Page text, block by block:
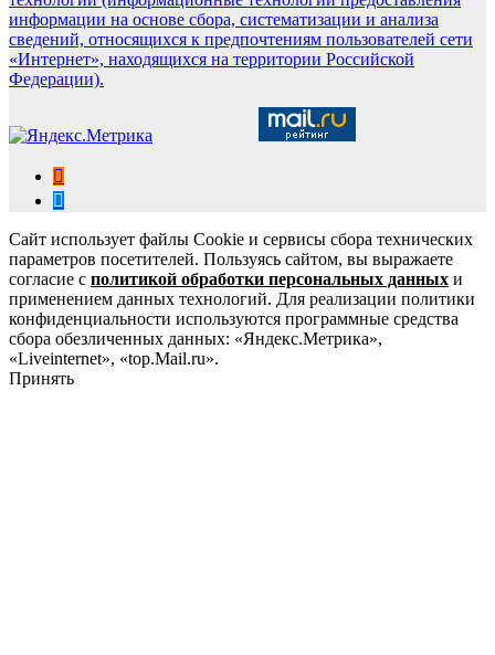
информации на основе сбора, систематизации и анализа
сведений, относящихся к предпочтениям пользователей сети
«Интернет», находящихся на территории Российской
Федерации).
Сайт использует файлы Cookie и сервисы сбора технических
параметров посетителей. Пользуясь сайтом, вы выражаете
согласие с политикой обработки персональных данных и
применением данных технологий. Для реализации политики
конфиденциальности используются программные средства
сбора обезличенных данных: «Яндекс.Метрика»,
«Liveinternet», «top.Mail.ru».
Принять